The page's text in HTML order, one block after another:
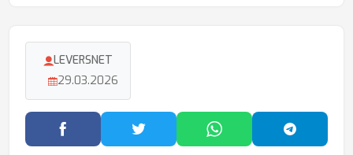
LEVERSNET
29.03.2026
Facebook'ta PaylaşTwitter'da PaylaşWhatsApp'ta Paylaş